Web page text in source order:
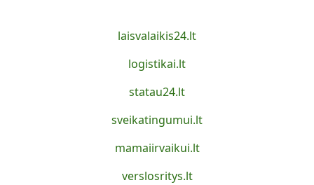
laisvalaikis24.lt
logistikai.lt
statau24.lt
sveikatingumui.lt
mamaiirvaikui.lt
verslosritys.lt